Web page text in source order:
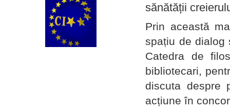
sănătății
Prin această
spațiu de dialog
Catedra de
bibliotecari,
discuta despre
acțiune în